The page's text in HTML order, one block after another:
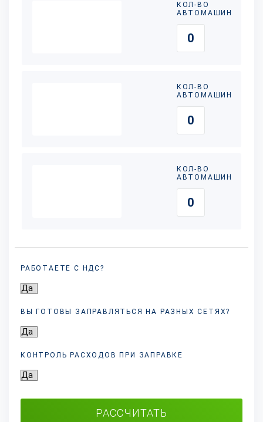
КОЛ-ВО
АВТОМАШИН
КОЛ-ВО
АВТОМАШИН
КОЛ-ВО
АВТОМАШИН
РАБОТАЕТЕ С НДС?
ВЫ ГОТОВЫ ЗАПРАВЛЯТЬСЯ НА РАЗНЫХСЕТЯХ?
КОНТРОЛЬ РАСХОДОВ ПРИ ЗАПРАВКЕ
РАССЧИТАТЬ